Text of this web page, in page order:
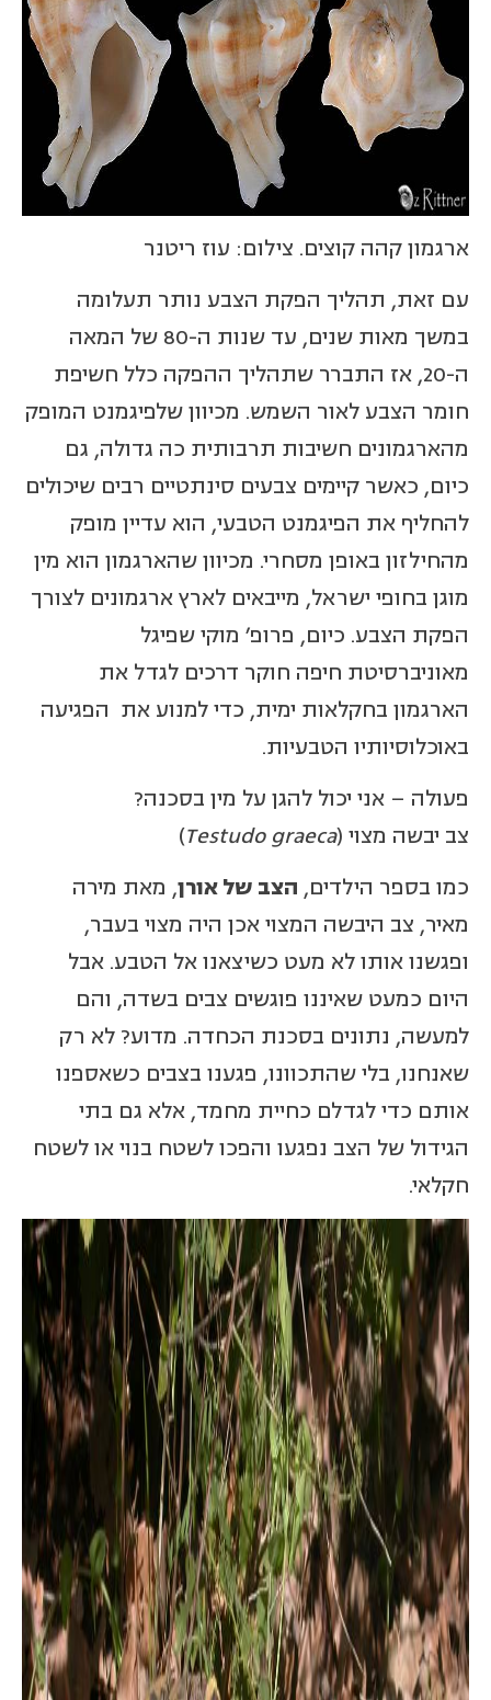
ארגמון קהה קוצים. צילום: עוז ריטנר
עם זאת, תהליך הפקת הצבע נותר תעלומה
במשך מאות שנים, עד שנות ה-80 של המאה
ה-20, אז התברר שתהליך ההפקה כלל חשיפת
חומר הצבע לאור השמש. מכיוון שלפיגמנט המופק
מהארגמונים חשיבות תרבותית כה גדולה, גם
כיום, כאשר קיימים צבעים סינתטיים רבים שיכולים
להחליף את הפיגמנט הטבעי, הוא עדיין מופק
מהחילזון באופן מסחרי. מכיוון שהארגמון הוא מין
מוגן בחופי ישראל, מייבאים לארץ ארגמונים לצורך
הפקת הצבע. כיום, פרופ' מוקי שפיגל
מאוניברסיטת חיפה חוקר דרכים לגדל את
הארגמון בחקלאות ימית, כדי למנוע את הפגיעה
באוכלוסיותיו הטבעיות.
פעולה – אני יכול להגן על מין בסכנה?
צב יבשה מצוי (Testudo graeca
)
כמו בספר הילדים, הצב של אורן, מאת מירה
מאיר, צב היבשה המצוי אכן היה מצוי בעבר,
ופגשנו אותו לא מעט כשיצאנו אל הטבע. אבל
היום כמעט שאיננו פוגשים צבים בשדה, והם
למעשה, נתונים בסכנת הכחדה. מדוע? לא רק
שאנחנו, בלי שהתכוונו, פגענו בצבים כשאספנו
אותם כדי לגדלם כחיית מחמד, אלא גם בתי
הגידול של הצב נפגעו והפכו לשטח בנוי או לשטח
חקלאי.